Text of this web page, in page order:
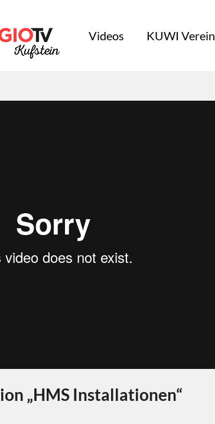
Videos KUWI Verein
„HMS Installationen“